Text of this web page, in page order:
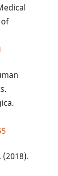
of
(2018).